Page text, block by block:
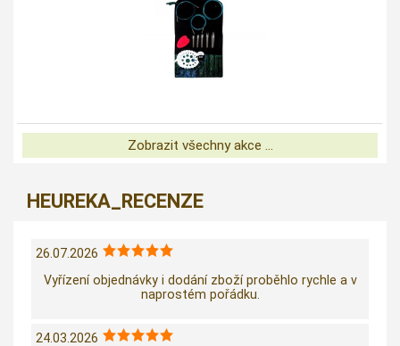
Zobrazit všechny akce ...
HEUREKA_RECENZE
26.07.2026
Vyřízení objednávky i dodání zboží proběhlo rychle a v
naprostém pořádku.
24.03.2026